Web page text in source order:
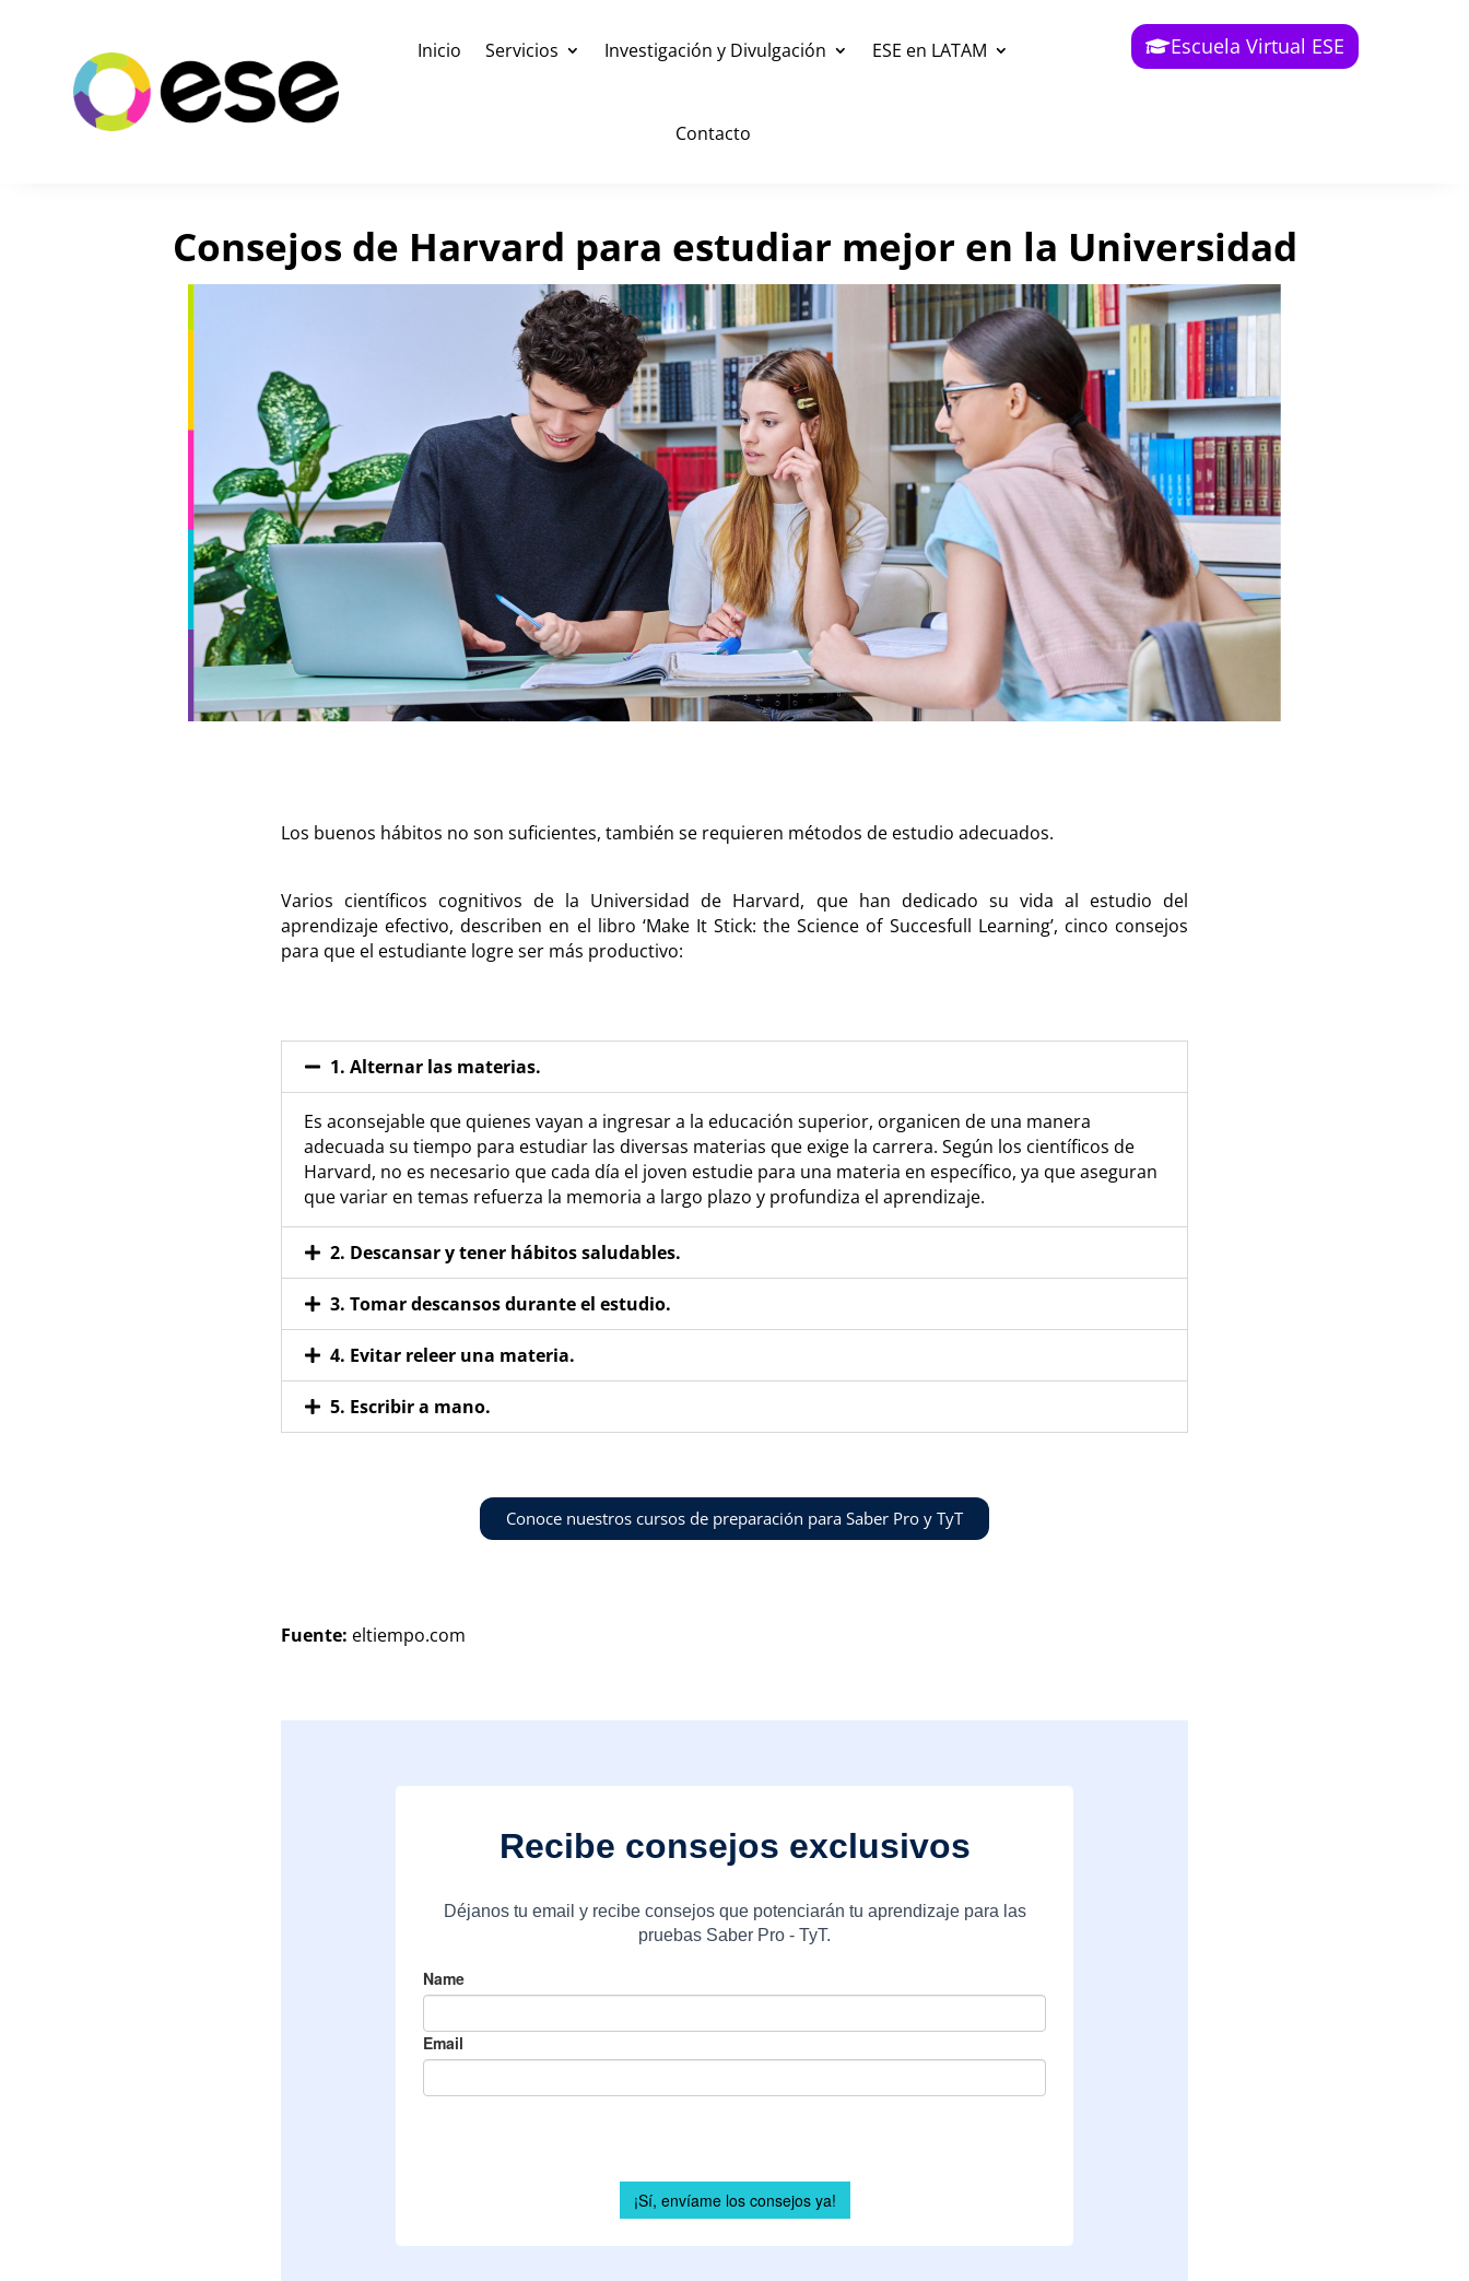
Inicio Servicios Investigación y Divulgación ESE en LATAM
Contacto
Escuela Virtual ESE
Consejos de Harvard para estudiar mejor en la Universidad
Los buenos hábitos no son suficientes, también se requieren métodos de estudio adecuados.
Varios científicos cognitivos de la Universidad de Harvard, que han dedicado su vida al estudio del
aprendizaje efectivo, describen en el libro ‘Make It Stick: the Science of Succesfull Learning’, cinco consejos
para que el estudiante logre ser más productivo:
1. Alternar las materias.
Es aconsejable que quienes vayan a ingresar a la educación superior, organicen de una manera
adecuada su tiempo para estudiar las diversas materias que exige la carrera. Según los científicos de
Harvard, no es necesario que cada día el joven estudie para una materia en específico, ya que aseguran
que variar en temas refuerza la memoria a largo plazo y profundiza el aprendizaje.
2. Descansar y tener hábitos saludables.
3. Tomar descansos durante el estudio.
4. Evitar releer una materia.
5. Escribir a mano.
Conoce nuestros cursos de preparación para Saber Pro y TyT
Fuente: eltiempo.com